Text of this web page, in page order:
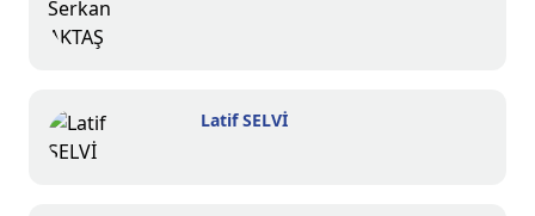
Latif SELVİ